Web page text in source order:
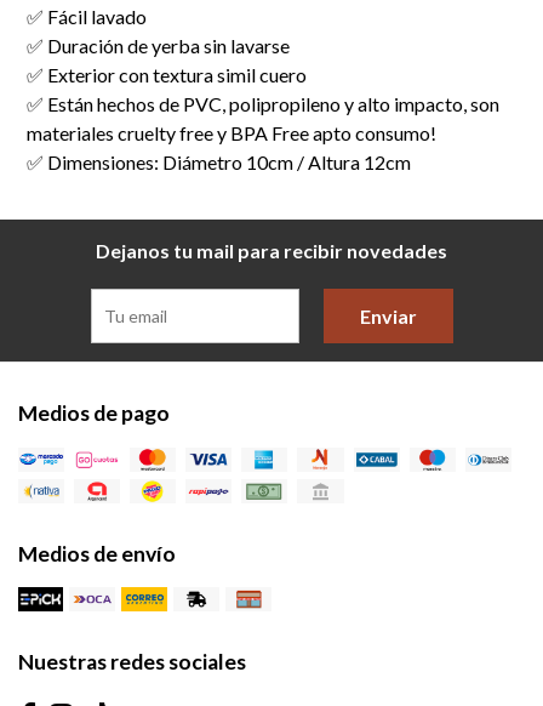
✅ Fácil lavado
✅ Duración de yerba sin lavarse
✅ Exterior con textura simil cuero
✅ Están hechos de PVC, polipropileno y alto impacto, son
materiales cruelty free y BPA Free apto consumo!
✅ Dimensiones: Diámetro 10cm / Altura 12cm
Dejanos tu mail para recibir novedades
Enviar
Medios de pago
Medios de envío
Nuestras redes sociales